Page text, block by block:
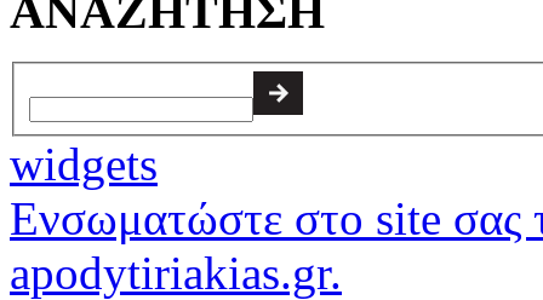
ΑΝΑΖΗΤΗΣΗ
widgets
Ενσωματώστε στο site σας
apodytiriakias.gr.